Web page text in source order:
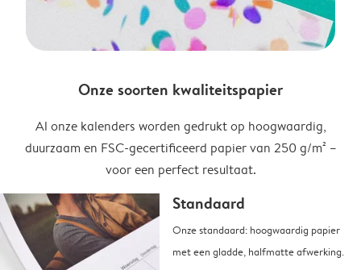
Onze soorten kwaliteitspapier
Al onze kalenders worden gedrukt op hoogwaardig,
duurzaam en FSC-gecertificeerd papier van 250 g/m² –
voor een perfect resultaat.
Standaard
Onze standaard: hoogwaardig papier
met een gladde, halfmatte afwerking.